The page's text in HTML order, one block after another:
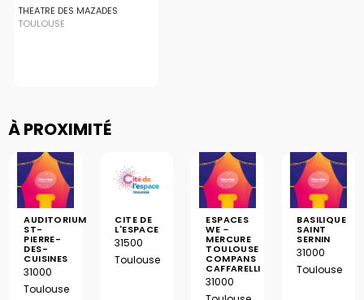
THEATRE DES MAZADES
TOULOUSE
À PROXIMITÉ
AUDITORIUM
ST-
PIERRE-
DES-
CUISINES
31000
Toulouse
CITE DE
L'ESPACE
31500
Toulouse
ESPACES
WE –
MERCURE
TOULOUSE
COMPANS
CAFFARELLI
31000
BASILIQUE
SAINT
SERNIN
31000
Toulouse